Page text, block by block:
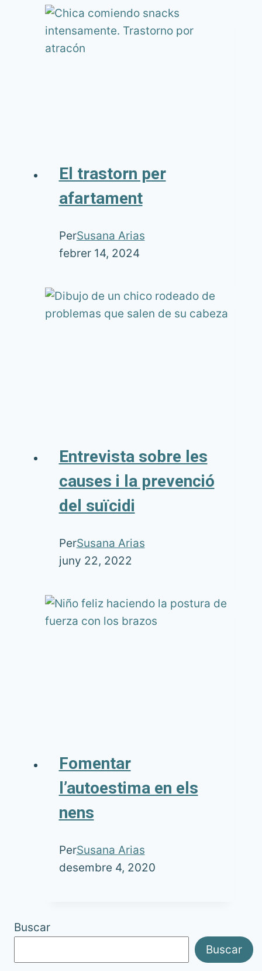
El trastorn per
afartament
PerSusana Arias
febrer 14, 2024
Entrevista sobre les
causes i la prevenció
del suïcidi
PerSusana Arias
juny 22, 2022
Fomentar
l’autoestima en els
nens
PerSusana Arias
desembre 4, 2020
Buscar
Buscar